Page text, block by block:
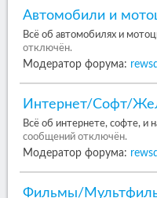
Автомобили и
Всё об автомобилях и
отключён.
Модератор форума:
Интернет/Софт/
Всё об интернете, софте, и
сообщений отключён.
Модератор форума:
Фильмы/